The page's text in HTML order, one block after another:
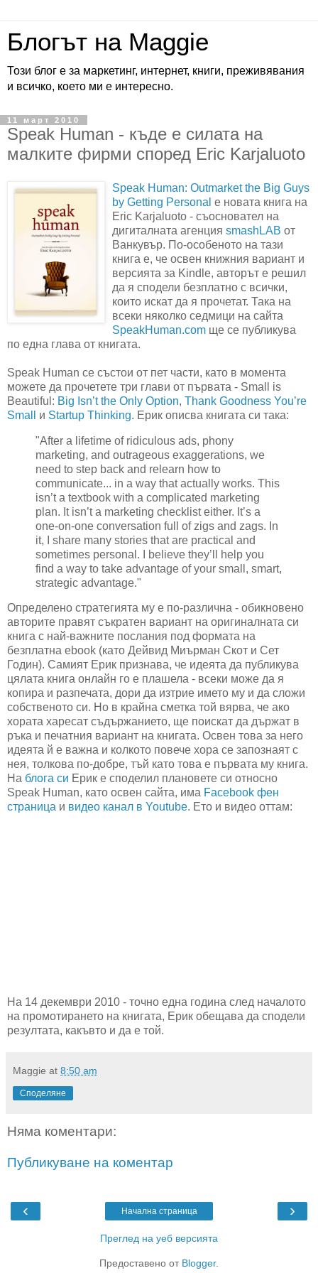
Блогът на Maggie
Този блог е за маркетинг, интернет, книги, преживявания
и всичко, което ми е интересно.
11 март 2010
Speak Human - къде е силата на
малките фирми според Eric Karjaluoto
Speak Human: Outmarket the Big Guys
by Getting Personal е новата книга на
Eric Karjaluoto - съосновател на
дигиталната агенция smashLAB от
Ванкувър. По-особеното на тази
книга е, че освен книжния вариант и
версията за Kindle, авторът е решил
да я сподели безплатно с всички,
които искат да я прочетат. Така на
всеки няколко седмици на сайта
SpeakHuman.com ще се публикува
по една глава от книгата.
Speak Human се състои от пет части, като в момента
можете да прочетете три глави от първата - Small is
Beautiful: Big Isn’t the Only Option, Thank Goodness You’re
Small
и Startup Thinking. Ерик описва книгата си така:
"After a lifetime of ridiculous ads, phony
marketing, and outrageous exaggerations, we
need to step back and relearn how to
communicate... in a way that actually works. This
isn’t a textbook with a complicated marketing
plan. It isn’t a marketing checklist either. It’s a
one-on-one conversation full of zigs and zags. In
it, I share many stories that are practical and
sometimes personal. I believe they’ll help you
find a way to take advantage of your small, smart,
strategic advantage."
Определено стратегията му е по-различна - обикновено
авторите правят съкратен вариант на оригиналната си
книга с най-важните послания под формата на
безплатна ebook (като Дейвид Миърман Скот и Сет
Годин). Самият Ерик признава, че идеята да публикува
цялата книга онлайн го е плашела - всеки може да я
копира и разпечата, дори да изтрие името му и да сложи
собственото си. Но в крайна сметка той вярва, че ако
хората харесат съдържанието, ще поискат да държат в
ръка и печатния вариант на книгата. Освен това за него
идеята й е важна и колкото повече хора се запознаят с
нея, толкова по-добре, тъй като това е първата му книга.
На блога си Ерик е споделил плановете си относно
Speak Human, като освен сайта, има Facebook фен
страница и видео канал в Youtube. Ето и видео оттам:
На 14 декември 2010 - точно една година след началото
на промотирането на книгата, Ерик обещава да сподели
резултата, какъвто и да е той.
Maggie at 8:50 am
Споделяне
Няма коментари:
Публикуване на коментар
‹ ›
Начална страница
Преглед на уеб версията
Предоставено от Blogger.